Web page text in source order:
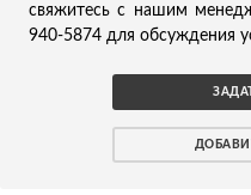
свяжитесь с нашим
940-5874 для обсуждения